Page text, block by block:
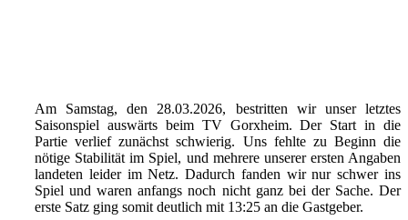
Am Samstag, den 28.03.2026, bestritten wir unser letztes
Saisonspiel auswärts beim TV Gorxheim. Der Start in die
Partie verlief zunächst schwierig. Uns fehlte zu Beginn die
nötige Stabilität im Spiel, und mehrere unserer ersten Angaben
landeten leider im Netz. Dadurch fanden wir nur schwer ins
Spiel und waren anfangs noch nicht ganz bei der Sache. Der
erste Satz ging somit deutlich mit 13:25 an die Gastgeber.